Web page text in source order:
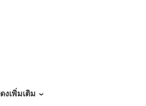
งเพิ่มเติม